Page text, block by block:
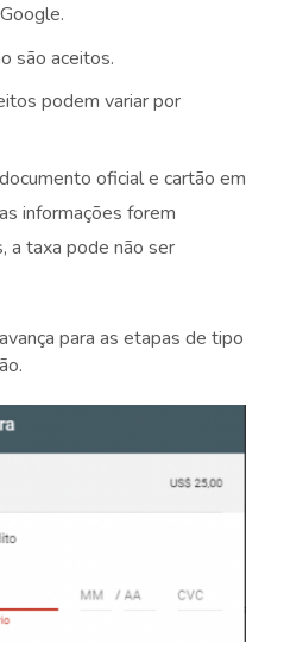
são aceitos.
podem variar por
oficial e cartão em
informações forem
a taxa pode não ser
para as etapas de tipo